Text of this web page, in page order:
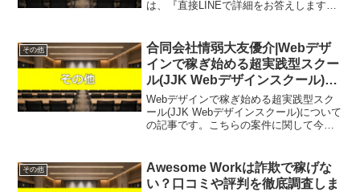
は、『直接LINEで詳細をお答えしますの
が実際にやっていて、稼げている案件を
無料でプレゼントしま...
その他
合同会社情弱大友優介|Webデザ
インで稼ぎ始める超実践型スクー
ル(JJK Webデザインスクール)は
詐欺で稼げない？口コミや評判を
徹底調査しました！
Webデザインで稼ぎ始める超実践型スク
ール(JJK Webデザインスクール)について
の記事です。こちらの案件に関して今す
します！』また稼げる案件を教えて欲し
いという...
その他
Awesome Workは詐欺で稼げな
い？口コミや評判を徹底調査しま